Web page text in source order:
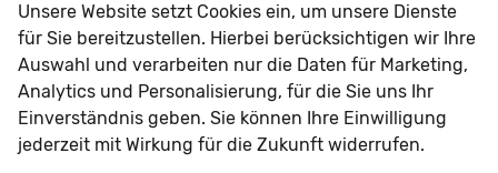
Tagfahrlicht mit LED
LED-Scheinwerfer
Geschwindigkeitserkennung
Navigation vorbereitet
wireless Apple Carplay / Android Auto
Unsere Website setzt Cookies ein, um unsere Dienste
für Sie bereitzustellen. Hierbei berücksichtigen wir Ihre
Auswahl und verarbeiten nur die Daten für Marketing,
Analytics und Personalisierung, für die Sie uns Ihr
Einverständnis geben. Sie können Ihre Einwilligung
jederzeit mit Wirkung für die Zukunft widerrufen.